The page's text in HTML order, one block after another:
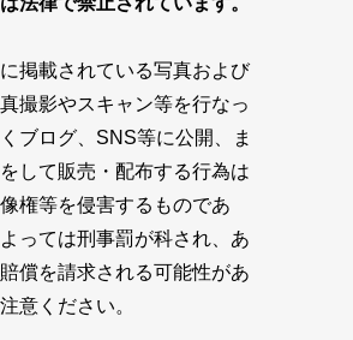
掲載されている写真および
撮影やスキャン等を行なっ
ブログ、SNS等に公開、ま
して販売・配布する行為は
権等を侵害するものであ
っては刑事罰が科され、あ
償を請求される可能性があ
意ください。